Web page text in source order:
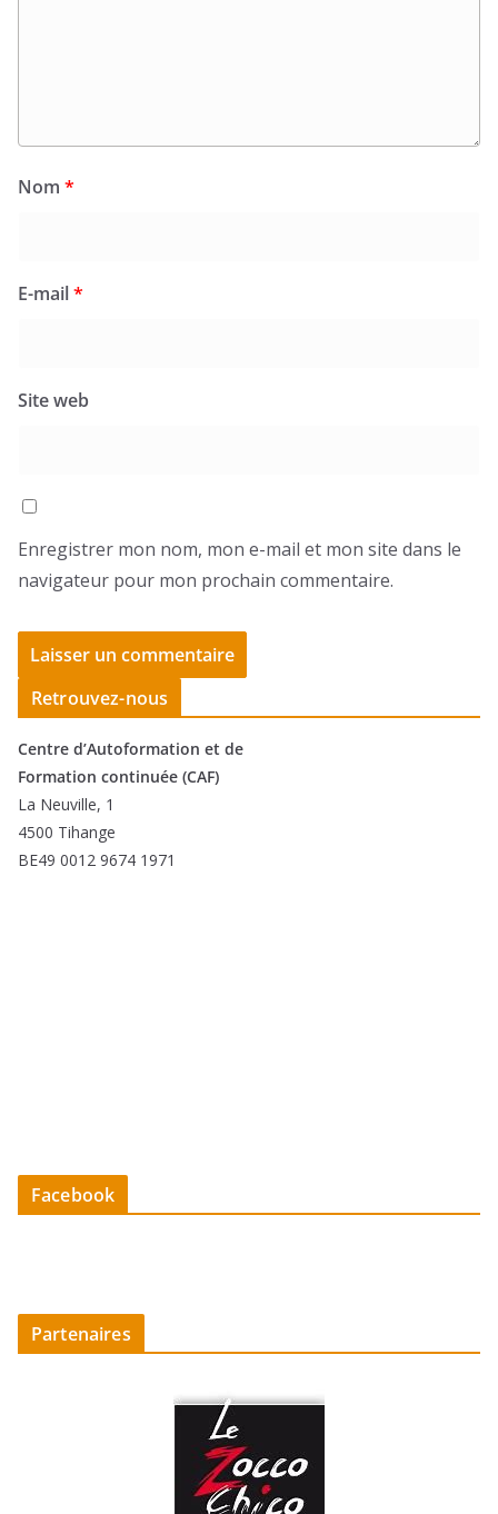
Nom *
E-mail*
Site web
Enregistrer mon nom, mon e-mail et mon site dans le
navigateur pour mon prochain commentaire.
Retrouvez-nous
Centre d’Autoformation et de
Formation continuée (CAF)
La Neuville, 1
4500 Tihange
BE49 0012 9674 1971
Facebook
Partenaires